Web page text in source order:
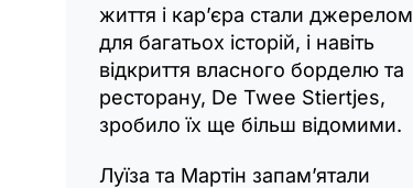
життя і кар’єра стали джерелом
для багатьох історій, і навіть
відкриття власного борделю та
ресторану, De Twee Stiertjes,
зробило їх ще більш відомими.
Луїза та Мартін запам’ятали